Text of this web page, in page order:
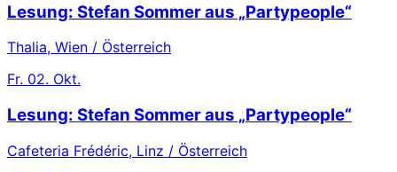
Lesung: Stefan Sommer aus „Partypeople“
Thalia, Wien / Österreich
Fr. 02. Okt.
Lesung: Stefan Sommer aus „Partypeople“
Cafeteria Frédéric, Linz / Österreich